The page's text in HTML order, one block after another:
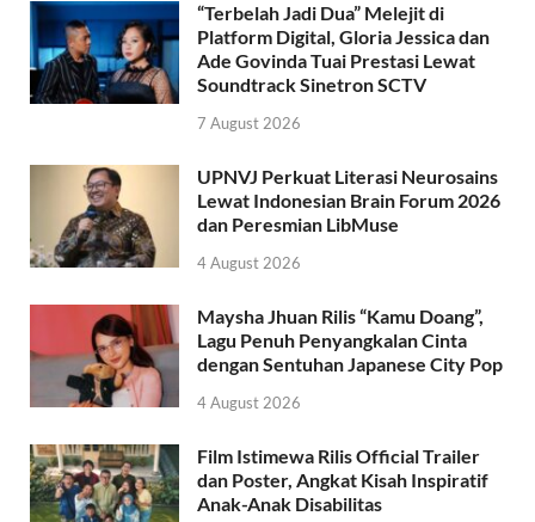
“Terbelah Jadi Dua” Melejit di
Platform Digital, Gloria Jessica dan
Ade Govinda Tuai Prestasi Lewat
Soundtrack Sinetron SCTV
7 August 2026
UPNVJ Perkuat Literasi Neurosains
Lewat Indonesian Brain Forum 2026
dan Peresmian LibMuse
4 August 2026
Maysha Jhuan Rilis “Kamu Doang”,
Lagu Penuh Penyangkalan Cinta
dengan Sentuhan Japanese City Pop
4 August 2026
Film Istimewa Rilis Official Trailer
dan Poster, Angkat Kisah Inspiratif
Anak-Anak Disabilitas